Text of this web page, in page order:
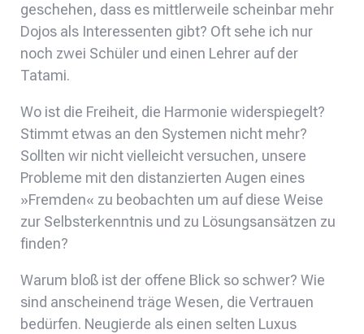
geschehen, dass es mittlerweile scheinbar mehr
Dojos als Interessenten gibt? Oft sehe ich nur
noch zwei Schüler und einen Lehrer auf der
Tatami.
Wo ist die Freiheit, die Harmonie widerspiegelt?
Stimmt etwas an den Systemen nicht mehr?
Sollten wir nicht vielleicht versuchen, unsere
Probleme mit den distanzierten Augen eines
»Fremden« zu beobachten um auf diese Weise
zur Selbsterkenntnis und zu Lösungsansätzen zu
finden?
Warum bloß ist der offene Blick so schwer? Wie
sind anscheinend träge Wesen, die Vertrauen
bedürfen. Neugierde als einen selten Luxus